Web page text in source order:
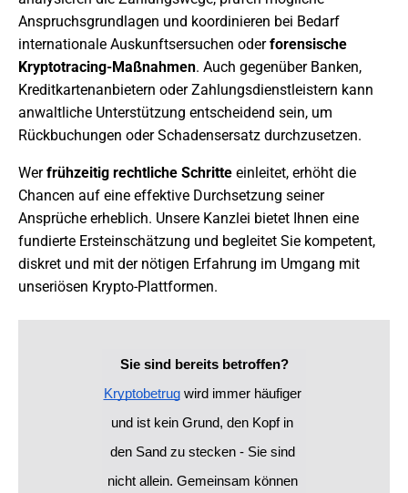
Anspruchsgrundlagen und koordinieren bei Bedarf
internationale Auskunftsersuchen oderforensische
Kryptotracing-Maßnahmen. Auch gegenüber Banken,
Kreditkartenanbietern oder Zahlungsdienstleistern kann
anwaltliche Unterstützung entscheidend sein, um
Rückbuchungen oder Schadensersatz durchzusetzen.
Werfrühzeitig rechtliche Schritte einleitet, erhöht die
Chancen auf eine effektive Durchsetzung seiner
Ansprüche erheblich. Unsere Kanzlei bietet Ihnen eine
fundierte Ersteinschätzung und begleitet Sie kompetent,
diskret und mit der nötigen Erfahrung im Umgang mit
unseriösen Krypto-Plattformen.
Sie sind bereits betroffen?
Kryptobetrug wird immer häufiger
und ist kein Grund, den Kopf in
den Sand zu stecken - Sie sind
nicht allein. Gemeinsam können